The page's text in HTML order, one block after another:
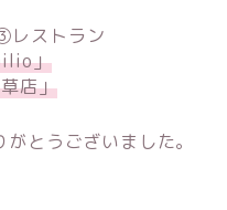
レストラン
」
店」
とうございました。